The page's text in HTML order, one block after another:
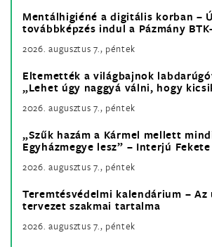
Mentálhigiéné a digitális korban –
továbbképzés indul a Pázmány
2026. augusztus 7., péntek
Eltemették a világbajnok
„Lehet úgy naggyá válni, hogy
2026. augusztus 7., péntek
„Szűk hazám a Kármel mellett
Egyházmegye lesz” – Interjú
2026. augusztus 7., péntek
Teremtésvédelmi kalendárium –
tervezet szakmai tartalma
2026. augusztus 7., péntek